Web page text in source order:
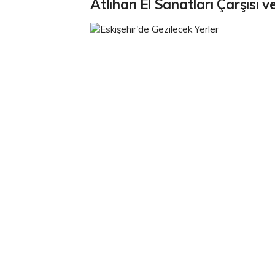
Atlıhan El Sanatları Çarşısı